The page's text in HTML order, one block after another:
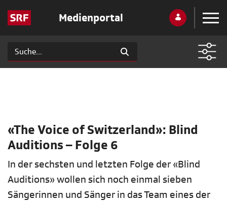
Medienportal
«The Voice of Switzerland»: Blind
Auditions – Folge 6
In der sechsten und letzten Folge der «Blind
Auditions» wollen sich noch einmal sieben
Sängerinnen und Sänger in das Team eines der